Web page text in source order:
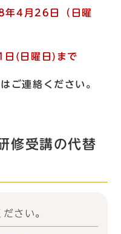
4月26日（日曜
(日曜日)まで
ご連絡ください。
修受講の代替
さい。